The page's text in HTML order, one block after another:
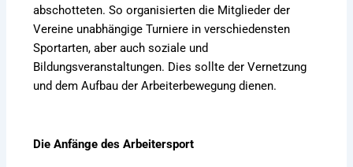
abschotteten. So organisierten die Mitglieder der
Vereine unabhängige Turniere in verschiedensten
Sportarten, aber auch soziale und
Bildungsveranstaltungen. Dies sollte der Vernetzung
und dem Aufbau der Arbeiterbewegung dienen.
Die Anfänge des Arbeitersport